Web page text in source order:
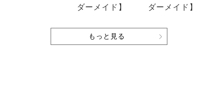
ダーメイド】
ダーメイド】
もっと見る